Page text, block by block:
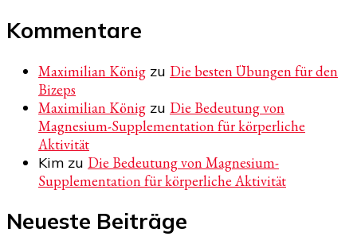
Kommentare
Maximilian König zu Die besten Übungen für den
Bizeps
Maximilian König zu Die Bedeutung von
Magnesium-Supplementation für körperliche
Aktivität
Kim zu Die Bedeutung von Magnesium-
Supplementation für körperliche Aktivität
Neueste Beiträge